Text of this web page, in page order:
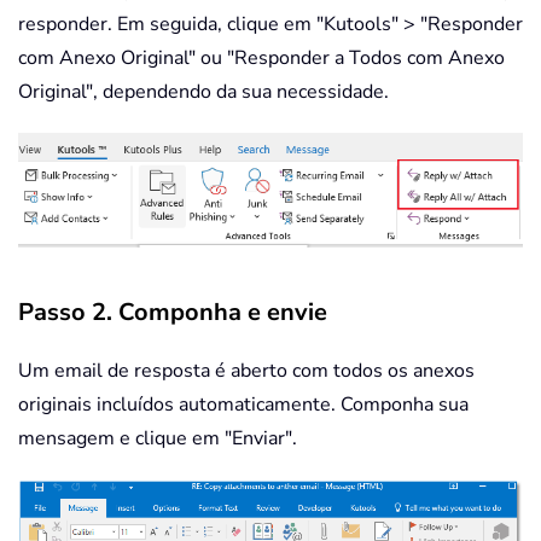
responder. Em seguida, clique em "Kutools" > "Responder
com Anexo Original" ou "Responder a Todos com Anexo
Original", dependendo da sua necessidade.
Passo 2. Componha e envie
Um email de resposta é aberto com todos os anexos
originais incluídos automaticamente. Componha sua
mensagem e clique em "Enviar".